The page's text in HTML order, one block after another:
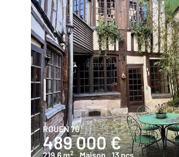
ROUEN 76
489 000 €
219,6 m2 , Maison, 13 pcs